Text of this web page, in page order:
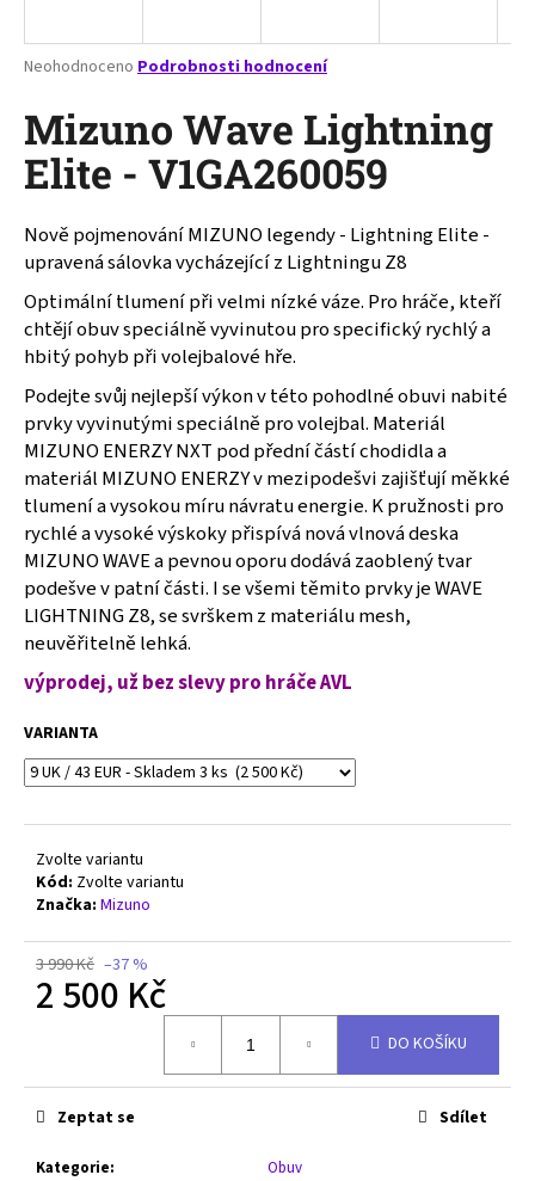
Průměrné
produktu
je
0,0
z
hvězdiček.
Neohodnoceno Podrobnosti hodnocení
Mizuno Wave Lightning
Elite - V1GA260059
Nově pojmenování MIZUNO legendy - Lightning Elite -
upravená sálovka vycházející z Lightningu Z8
Optimální tlumení při velmi nízké váze. Pro hráče, kteří
chtějí obuv speciálně vyvinutou pro specifický rychlý a
hbitý pohyb při volejbalové hře.
Podejte svůj nejlepší výkon v této pohodlné obuvi nabité
prvky vyvinutými speciálně pro volejbal. Materiál
MIZUNO ENERZY NXT pod přední částí chodidla a
materiál MIZUNO ENERZY v mezipodešvi zajišťují měkké
tlumení a vysokou míru návratu energie. K pružnosti pro
rychlé a vysoké výskoky přispívá nová vlnová deska
MIZUNO WAVE a pevnou oporu dodává zaoblený tvar
podešve v patní části. I se všemi těmito prvky je WAVE
LIGHTNING Z8, se svrškem z materiálu mesh,
neuvěřitelně lehká.
výprodej, už bez slevy pro hráče AVL
VARIANTA
Zvolte variantu
Kód: Zvolte variantu
Značka: Mizuno
3 990 Kč –37 %
2 500 Kč
DO KOŠÍKU
Kategorie:
Obuv
Zeptat se Sdílet
j
t
?
HLEDAT
D
o
p
o
r
u
č
u
j
e
m
e
MIZUNO
WAVE
LIGHTNING
-
500
Kč
990
Kč